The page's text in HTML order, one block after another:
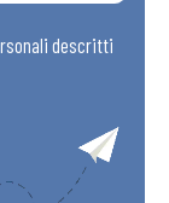
descritti